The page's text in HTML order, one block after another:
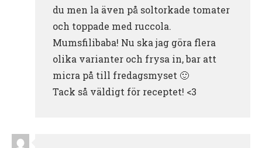
du men la även på soltorkade tomater
och toppade med ruccola.
Mumsfilibaba! Nu ska jag göra flera
olika varianter och frysa in, bar att
micra på till fredagsmyset 🙂
Tack så väldigt för receptet! <3